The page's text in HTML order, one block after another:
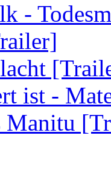
-
ist -
Manitu